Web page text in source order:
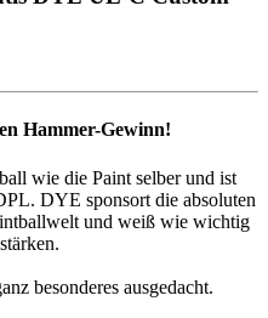
Hammer-Gewinn!
wie die Paint selber und ist
DYE sponsort die absoluten
und weiß wie wichtig
besonderes ausgedacht.